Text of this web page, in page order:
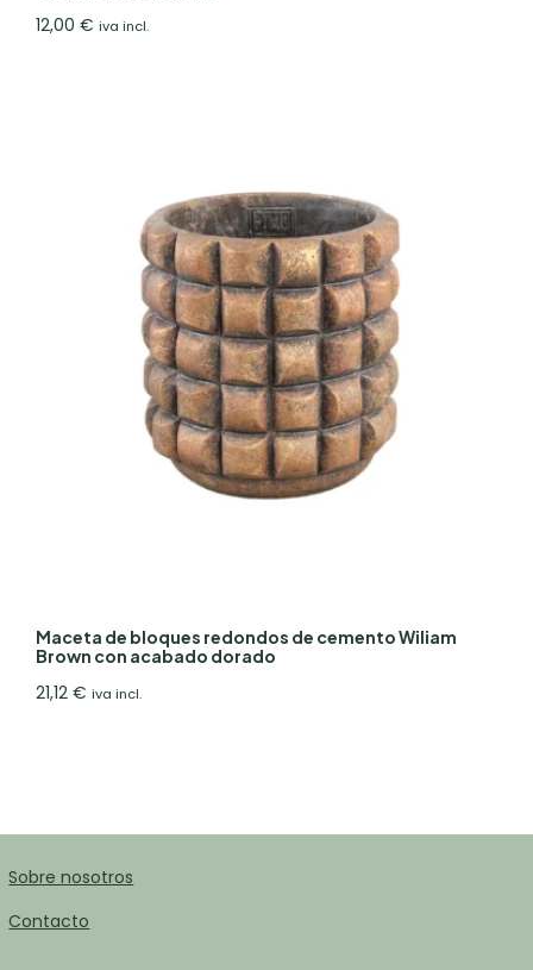
12,00€ iva incl.
Maceta de bloques redondos de cemento Wiliam
Brown con acabado dorado
21,12€ iva incl.
Sobre nosotros
Contacto